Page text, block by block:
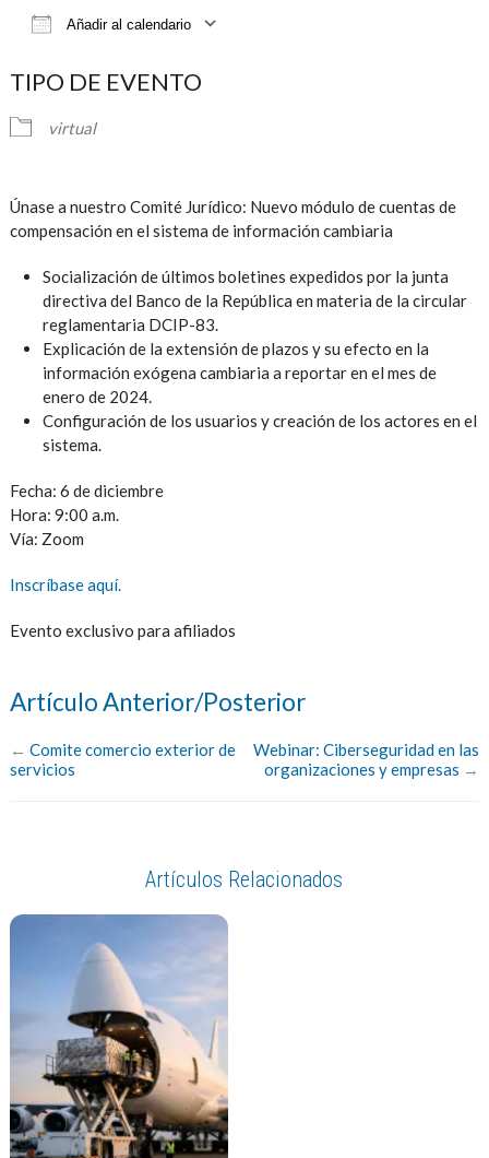
Añadir al calendario
TIPO DE EVENTO
virtual
Únase a nuestro Comité Jurídico: Nuevo módulo de cuentas de
compensación en el sistema de información cambiaria
Socialización de últimos boletines expedidos por la junta
directiva del Banco de la República en materia de la circular
reglamentaria DCIP-83.
Explicación de la extensión de plazos y su efecto en la
información exógena cambiaria a reportar en el mes de
enero de 2024.
Configuración de los usuarios y creación de los actores en el
sistema.
Fecha: 6 de diciembre
Hora: 9:00 a.m.
Vía: Zoom
Inscríbase aquí.
Evento exclusivo para afiliados
Artículo Anterior/Posterior
← Comite comercio exterior de
servicios
Webinar: Ciberseguridad en las
organizaciones y empresas →
Artículos Relacionados